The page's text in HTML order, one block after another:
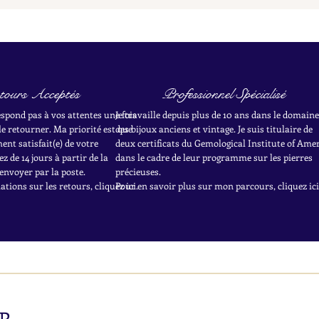
Acceptés
pas à vos attentes une fois
retourner. Ma priorité est que
satisfait(e) de votre
de 14 jours à partir de la
par la poste.
sur les retours, cliquez ici.
Professionnel Spécialisé
Je travaille depuis plus de 10 ans dans le domaine
des bijoux anciens et vintage. Je suis titulaire de
deux certificats du Gemological Institute of
dans le cadre de leur programme sur les pierres
précieuses.
Pour en savoir plus sur mon parcours, cliquez